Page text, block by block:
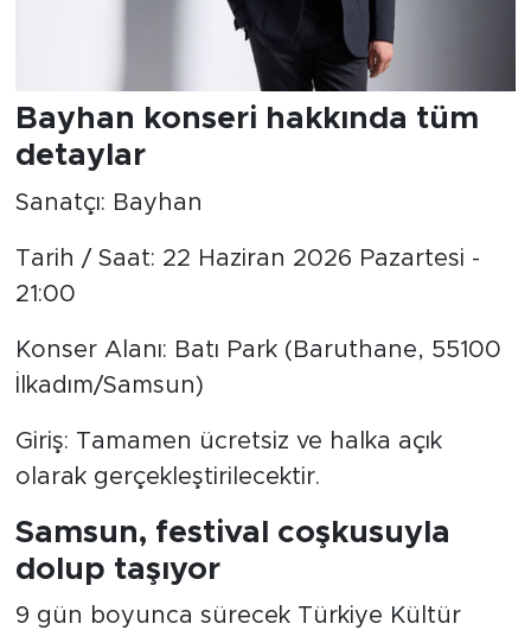
Bayhan konseri hakkında tüm
detaylar
Sanatçı: Bayhan
Tarih / Saat: 22 Haziran 2026 Pazartesi -
21:00
Konser Alanı: Batı Park (Baruthane, 55100
İlkadım/Samsun)
Giriş: Tamamen ücretsiz ve halka açık
olarak gerçekleştirilecektir.
Samsun, festival coşkusuyla
dolup taşıyor
9 gün boyunca sürecek Türkiye Kültür